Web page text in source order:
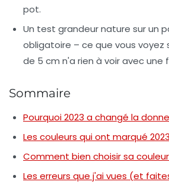
pot.
Un test grandeur nature sur un
obligatoire – ce que vous voyez
de 5 cm n'a rien à voir avec une
Sommaire
Pourquoi 2023 a changé la donne
Les couleurs qui ont marqué 2023
Comment bien choisir sa
Les erreurs que j'ai vues (et